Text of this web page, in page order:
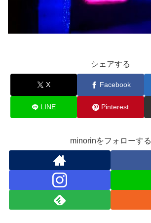
シェアする
X Facebook
LINE Pinterest
minorinをフォローする